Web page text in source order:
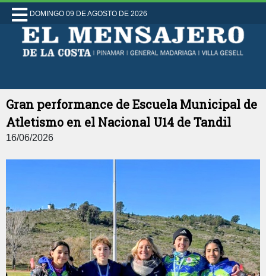
DOMINGO 09 DE AGOSTO DE 2026
Gran performance de Escuela Municipal de
Atletismo en el Nacional U14 de Tandil
16/06/2026